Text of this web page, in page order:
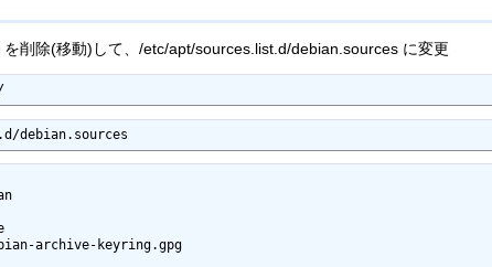
削除(移動)して、/etc/apt/sources.list.d/debian.sources に変更
debian.sources
archive-keyring.gpg